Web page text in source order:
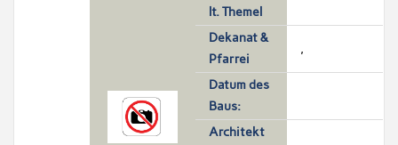
lt. Themel
Dekanat &
Pfarrei
,
Datum des
Baus:
Architekt